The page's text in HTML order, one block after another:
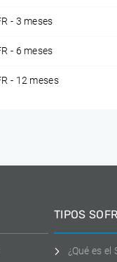
- 3 meses
- 6 meses
- 12 meses
TIPOS
¿Qué es el